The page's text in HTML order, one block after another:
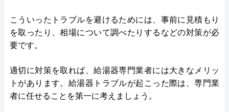
こういったトラブルを避けるためには、事前に見積もり
を取ったり、相場について調べたりするなどの対策が必
要です。
適切に対策を取れば、給湯器専門業者には大きなメリッ
トがあります。給湯器トラブルが起こった際は、専門業
者に任せることを第一に考えましょう。